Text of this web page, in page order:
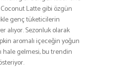
Coconut Latte gibi özgün
genç tüketicilerin
alıyor. Sezonluk olarak
aromalı içeceğin yoğun
hale gelmesi, bu trendin